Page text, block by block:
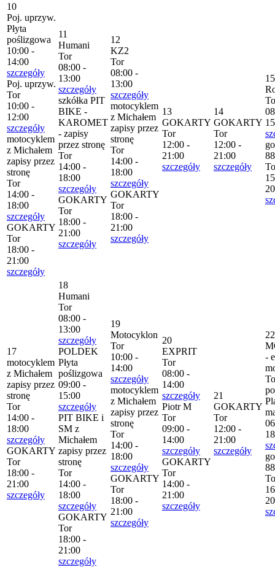
10
Poj. uprzyw.
Płyta
poślizgowa
10:00 -
14:00
szczegóły
Poj. uprzyw.
Tor
10:00 -
12:00
szczegóły
motocyklem
z Michałem
zapisy przez
stronę
Tor
14:00 -
18:00
szczegóły
GOKARTY
Tor
18:00 -
21:00
szczegóły
11
Humani
Tor
08:00 -
13:00
szczegóły
szkółka PIT
BIKE -
KAROMET
- zapisy
przez stronę
Tor
14:00 -
18:00
szczegóły
GOKARTY
Tor
18:00 -
21:00
szczegóły
12
KZ2
Tor
08:00 -
13:00
szczegóły
motocyklem
z Michałem
zapisy przez
stronę
Tor
14:00 -
18:00
szczegóły
GOKARTY
Tor
18:00 -
21:00
szczegóły
13
GOKARTY
Tor
12:00 -
21:00
szczegóły
14
GOKARTY
Tor
12:00 -
21:00
szczegóły
15
17
motocyklem
z Michałem
zapisy przez
stronę
Tor
14:00 -
18:00
szczegóły
GOKARTY
Tor
18:00 -
21:00
szczegóły
18
Humani
Tor
08:00 -
13:00
szczegóły
POLDEK
Płyta
poślizgowa
09:00 -
15:00
szczegóły
PIT BIKE i
SM z
Michałem
zapisy przez
stronę
Tor
14:00 -
18:00
szczegóły
GOKARTY
Tor
18:00 -
21:00
szczegóły
19
Motocyklon
Tor
10:00 -
14:00
szczegóły
motocyklem
z Michałem
zapisy przez
stronę
Tor
14:00 -
18:00
szczegóły
GOKARTY
Tor
18:00 -
21:00
szczegóły
20
EXPRIT
Tor
08:00 -
14:00
szczegóły
Piotr M
Tor
09:00 -
14:00
szczegóły
GOKARTY
Tor
14:00 -
21:00
szczegóły
21
GOKARTY
Tor
12:00 -
21:00
szczegóły
22
-